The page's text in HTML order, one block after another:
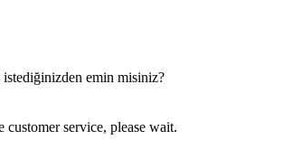
emin misiniz?
customer service, please wait.